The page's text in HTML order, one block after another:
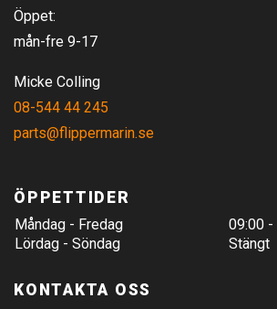
Öppet:
mån-fre 9-17
Micke Colling
08-544 44 245
parts@flippermarin.se
ÖPPETTIDER
Måndag - Fredag
09:00 -
Lördag - Söndag
Stängt
KONTAKTA OSS